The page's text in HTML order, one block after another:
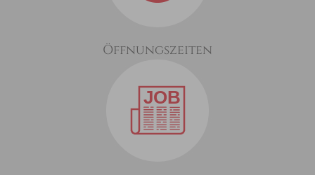
Öffnungszeiten